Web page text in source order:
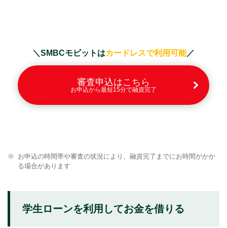
＼SMBCモビットはカードレスで利用可能／
審査申込はこちら
お申込から最短15分で融資完了
お申込の時間帯や審査の状況により、融資完了までにお時間がかか
る場合があります
学生ローンを利用してお金を借りる